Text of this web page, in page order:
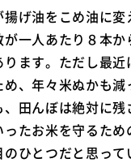
揚げ油をこめ油に
が一人あたり８本
ます。ただし最近
、年々米ぬかも減
田んぼは絶対に残
たお米を守るため
ひとつだと思って